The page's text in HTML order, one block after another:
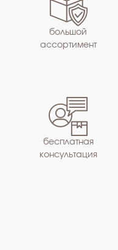
большой
ассортимент
бесплатная
консультация